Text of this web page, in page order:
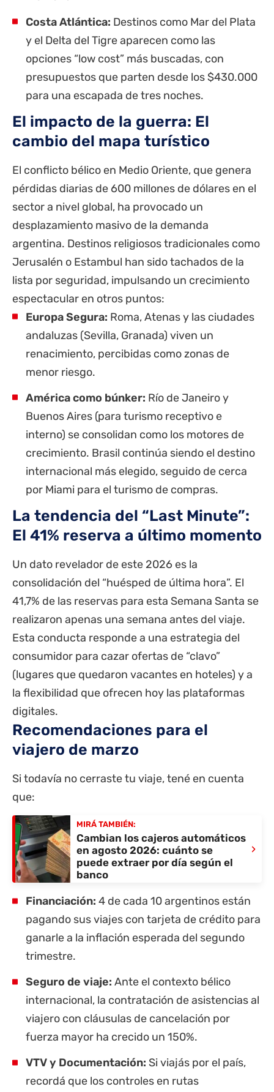
Costa Atlántica: Destinos como Mar del Plata
y el Delta del Tigre aparecen como las
opciones “low cost” más buscadas, con
presupuestos que parten desde los $430.000
para una escapada de tres noches.
El impacto de la guerra: El
cambio del mapa turístico
El conflicto bélico en Medio Oriente, que genera
pérdidas diarias de 600 millones de dólares en el
sector a nivel global, ha provocado un
desplazamiento masivo de la demanda
argentina. Destinos religiosos tradicionales como
Jerusalén o Estambul han sido tachados de la
lista por seguridad, impulsando un crecimiento
espectacular en otros puntos:
Europa Segura: Roma, Atenas y las ciudades
andaluzas (Sevilla, Granada) viven un
renacimiento, percibidas como zonas de
menor riesgo.
América como búnker: Río de Janeiro y
Buenos Aires (para turismo receptivo e
interno) se consolidan como los motores de
crecimiento. Brasil continúa siendo el destino
internacional más elegido, seguido de cerca
por Miami para el turismo de compras.
La tendencia del “Last Minute”:
El 41% reserva a último momento
Un dato revelador de este 2026 es la
consolidación del “huésped de última hora”. El
41,7% de las reservas para esta Semana Santa se
realizaron apenas una semana antes del viaje.
Esta conducta responde a una estrategia del
consumidor para cazar ofertas de “clavo”
(lugares que quedaron vacantes en hoteles) y a
la flexibilidad que ofrecen hoy las plataformas
digitales.
Recomendaciones para el
viajero de marzo
Si todavía no cerraste tu viaje, tené en cuenta
que:
MIRÁ TAMBIÉN:
Cambian los cajeros automáticos
en agosto 2026: cuánto se
puede extraer por día según el
banco
›
Financiación: 4 de cada 10 argentinos están
pagando sus viajes con tarjeta de crédito para
ganarle a la inflación esperada del segundo
trimestre.
Seguro de viaje: Ante el contexto bélico
internacional, la contratación de asistencias al
viajero con cláusulas de cancelación por
fuerza mayor ha crecido un 150%.
VTVy Documentación: Si viajás por el país,
recordá que los controles en rutas